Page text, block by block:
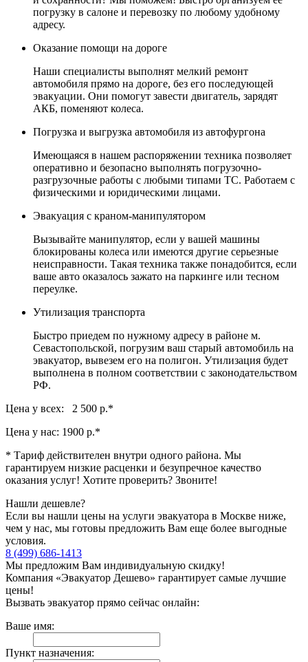
погрузку в салоне и перевозку по любому удобному
адресу.
Оказание помощи на дороге
Наши специалисты выполнят мелкий ремонт
автомобиля прямо на дороге, без его последующей
эвакуации. Они помогут завести двигатель, зарядят
АКБ, поменяют колеса.
Погрузка и выгрузка автомобиля из автофургона
Имеющаяся в нашем распоряжении техника позволяет
оперативно и безопасно выполнять погрузочно-
разгрузочные работы с любыми типами ТС. Работаем с
физическими и юридическими лицами.
Эвакуация с краном-манипулятором
Вызывайте манипулятор, если у вашей машины
блокированы колеса или имеются другие серьезные
неисправности. Такая техника также понадобится, если
ваше авто оказалось зажато на паркинге или тесном
переулке.
Утилизация транспорта
Быстро приедем по нужному адресу в районе м.
Севастопольской, погрузим ваш старый автомобиль на
эвакуатор, вывезем его на полигон. Утилизация будет
выполнена в полном соответствии с законодательством
РФ.
Цена у всех: 2 500 р.*
Цена у нас: 1900 р.*
* Тариф действителен внутри одного района. Мы
гарантируем низкие расценки и безупречное качество
оказания услуг! Хотите проверить? Звоните!
Нашли дешевле?
Если вы нашли цены на услуги эвакуатора в Москве ниже,
чем у нас, мы готовы предложить Вам еще более выгодные
условия.
8 (499) 686-1413
Мы предложим Вам индивидуальную скидку!
Компания «Эвакуатор Дешево» гарантирует самые лучшие
цены!
Вызвать эвакуатор прямо сейчас онлайн:
Ваше имя:
Пункт назначения: